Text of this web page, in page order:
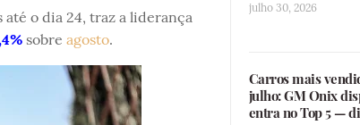
o dia 24, traz a liderança
sobre agosto.
julho 30, 2026
Carros mais
julho: GM Onix
entra no Top 5 —